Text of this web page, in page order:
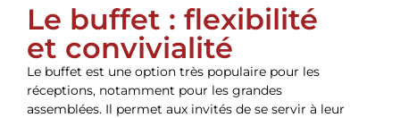
Le buffet : flexibilité
et convivialité
Le buffet est une option très populaire pour les
réceptions, notamment pour les grandes
assemblées. Il permet aux invités de se servir à leur